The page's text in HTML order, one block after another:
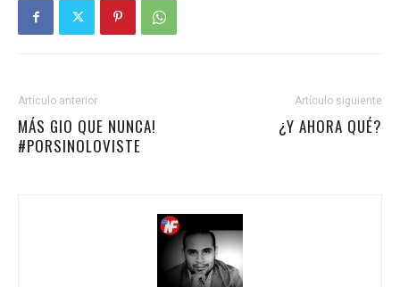
Artículo anterior
MÁS GIO QUE NUNCA!
#PORSINOLOVISTE
Artículo siguiente
¿Y AHORA QUÉ?